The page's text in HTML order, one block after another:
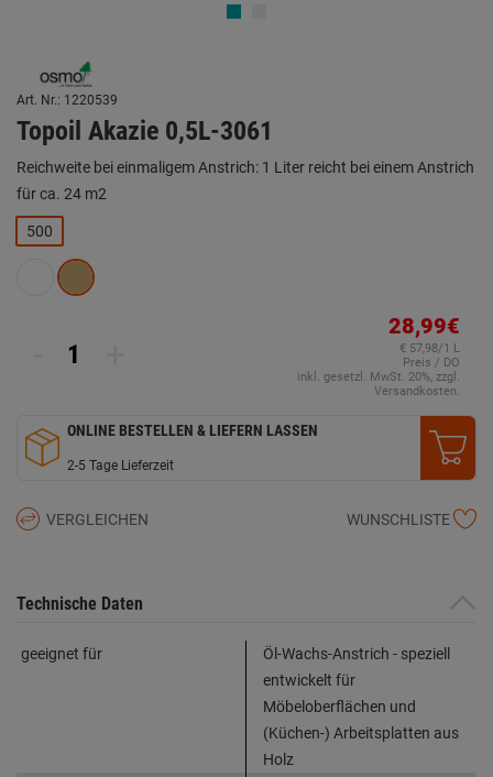
Art. Nr.: 1220539
Topoil Akazie 0,5L-3061
Reichweite bei einmaligem Anstrich: 1 Liter reicht bei einem Anstrich
für ca. 24 m2
500
28,99€
€ 57,98/1 L
Preis / DO
inkl. gesetzl. MwSt. 20%, zzgl.
Versandkosten.
ONLINE BESTELLEN & LIEFERN LASSEN
2-5 Tage Lieferzeit
VERGLEICHEN WUNSCHLISTE
Technische Daten
geeignet für
Öl-Wachs-Anstrich - speziell
entwickelt für
Möbeloberflächen und
(Küchen-) Arbeitsplatten aus
Holz